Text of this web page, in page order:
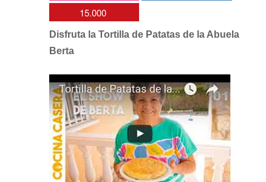
15.000
Disfruta la Tortilla de Patatas de la Abuela
Berta